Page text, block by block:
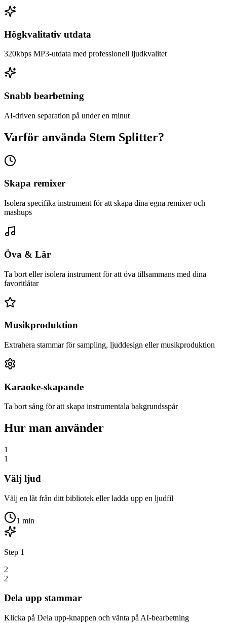
Högkvalitativ utdata
320kbps MP3-utdata med professionell ljudkvalitet
Snabb bearbetning
AI-driven separation på under en minut
Varför använda Stem Splitter?
Skapa remixer
Isolera specifika instrument för att skapa dina egna remixer och
mashups
Öva & Lär
Ta bort eller isolera instrument för att öva tillsammans med dina
favoritlåtar
Musikproduktion
Extrahera stammar för sampling, ljuddesign eller musikproduktion
Karaoke-skapande
Ta bort sång för att skapa instrumentala bakgrundsspår
Hur man använder
1
1
Välj ljud
Välj en låt från ditt bibliotek eller ladda upp en ljudfil
1 min
Step 1
2
2
Dela upp stammar
Klicka på Dela upp-knappen och vänta på AI-bearbetning